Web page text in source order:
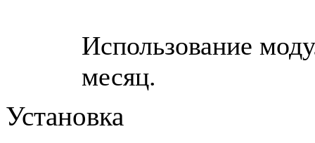
Использование
месяц.
Установка